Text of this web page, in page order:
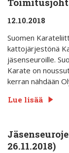
12.10.2018
Suomen
kattojärjestönä
jäsenseuroille.
Karate on
kerran nähdään
Lue lisää
26.11.2018)